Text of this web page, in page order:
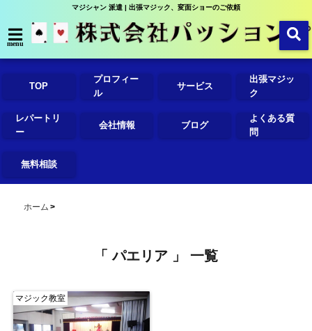
マジシャン 派遣 | 出張マジック、変面ショーのご依頼
menu
TOP
プロフィー
ル
サービス
出張マジッ
ク
レパートリ
ー
会社情報 ブログ
よくある質
問
無料相談
ホーム
「 パエリア 」 一覧
マジック教室